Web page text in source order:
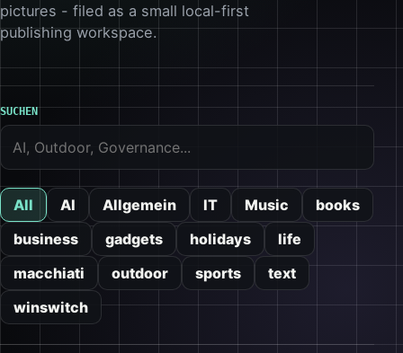
pictures - filed as a small local-first
publishing workspace.
SUCHEN
All AI Allgemein IT Music
books
business
gadgets holidays
life
macchiati
outdoor sports
text
winswitch